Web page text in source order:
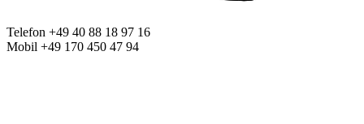
Telefon +49 40 88 18 97 16
Mobil +49 170 450 47 94